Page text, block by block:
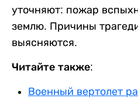
уточняют: пожар
землю. Причины
выясняются.
Читайте также:
Военный вертолет